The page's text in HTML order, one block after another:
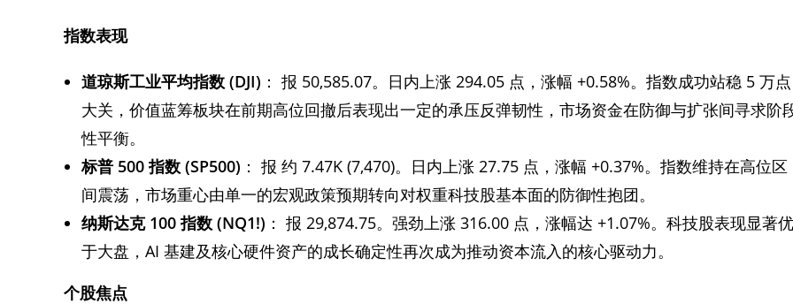
指数表现
道琼斯工业平均指数 (DJI) ： 报 50,585.07。日内上涨 294.05 点，涨幅 +0.58%。指数成功站稳 5 万点
大关，价值蓝筹板块在前期高位回撤后表现出一定的承压反弹韧性，市场资金在防御与扩张间寻求阶
性平衡。
标普 500指数 (SP500) ： 报 约 7.47K (7,470)。日内上涨 27.75 点，涨幅 +0.37%。指数维持在高位区
间震荡，市场重心由单一的宏观政策预期转向对权重科技股基本面的防御性抱团。
纳斯达克100指数 (NQ1!) ： 报 29,874.75。强劲上涨 316.00 点，涨幅达 +1.07%。科技股表现显著优
于大盘，AI 基建及核心硬件资产的成长确定性再次成为推动资本流入的核心驱动力。
个股焦点